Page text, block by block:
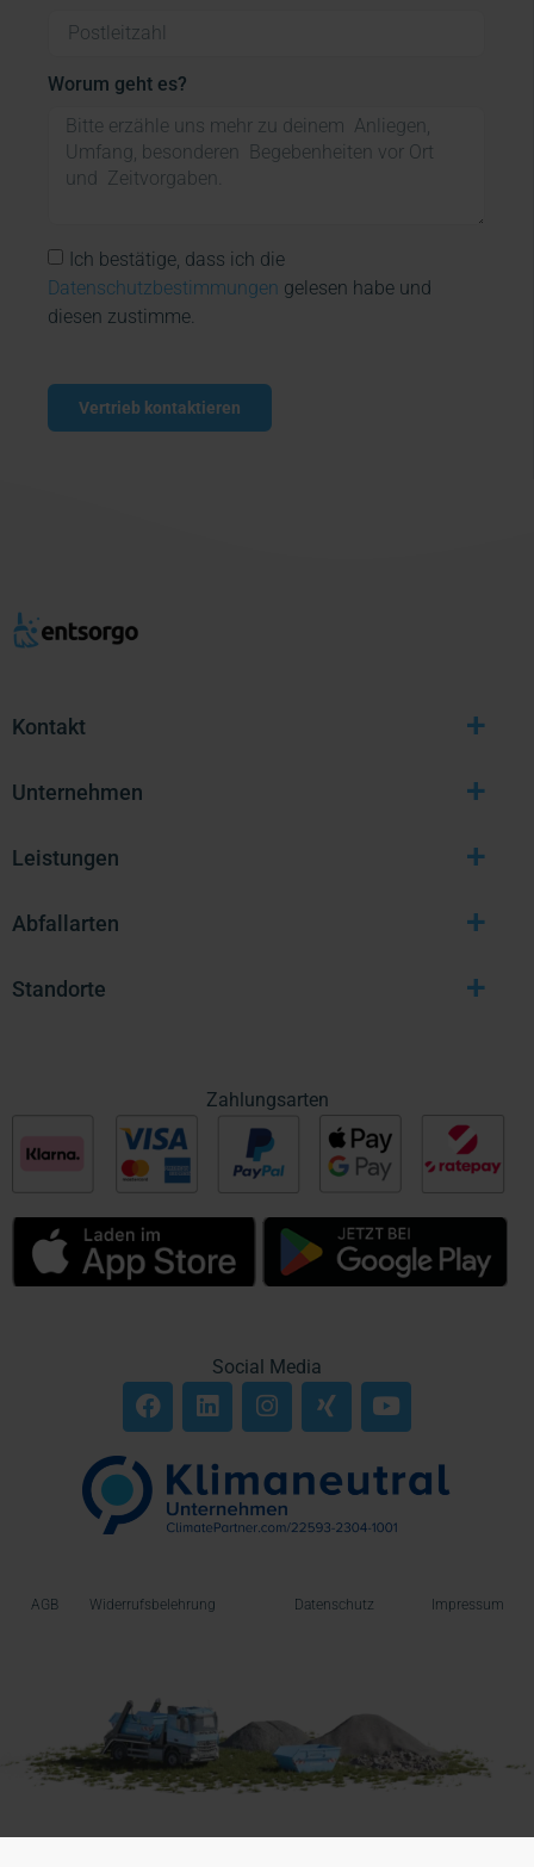
Worum geht es?
Ich bestätige, dass ich die
Datenschutzbestimmungen gelesen habe und
diesen zustimme.
Vertrieb kontaktieren
Kontakt +
Unternehmen +
Leistungen +
Abfallarten +
Standorte +
Zahlungsarten
Social Media
AGB Widerrufsbelehrung Datenschutz Impressum